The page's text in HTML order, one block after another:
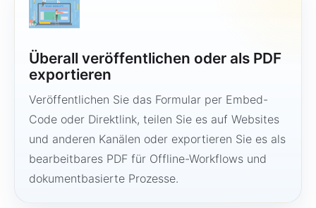
Überall veröffentlichen oder als PDF
exportieren
Veröffentlichen Sie das Formular per Embed-
Code oder Direktlink, teilen Sie es auf Websites
und anderen Kanälen oder exportieren Sie es als
bearbeitbares PDF für Offline-Workflows und
dokumentbasierte Prozesse.